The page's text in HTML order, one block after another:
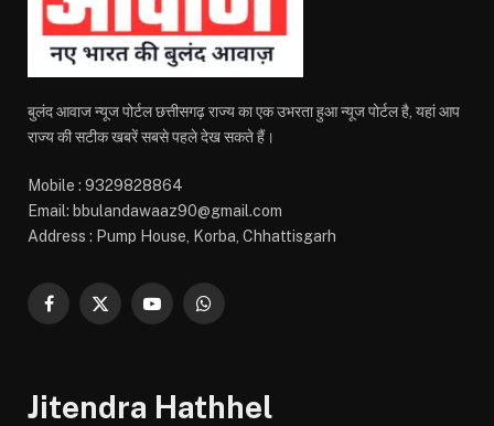
बुलंद आवाज न्यूज पोर्टल छत्तीसगढ़ राज्य का एक उभरता हुआ न्यूज पोर्टल है, यहां आप
राज्य की सटीक खबरें सबसे पहले देख सकते हैं।
Mobile : 9329828864
Email: bbulandawaaz90@gmail.com
Address : Pump House, Korba, Chhattisgarh
Facebook
X
YouTubeWhatsApp
Jitendra Hathhel